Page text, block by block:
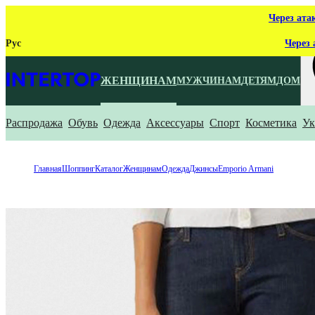
Через
Рус Через
ЖЕНЩИНАММУЖЧИНАМДЕТЯМДОМ
Распродажа Обувь Одежда Аксессуары Спорт Косметика
ГлавнаяШоппингКаталогЖенщинамОдеждаДжинсыEmporio Armani